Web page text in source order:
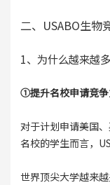
二、USABO生物
1、为什么越来越
①提升名校申请竞
对于计划申请美国
名校的学生而言，
世界顶尖大学越来